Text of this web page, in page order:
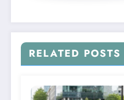
RELATED POSTS